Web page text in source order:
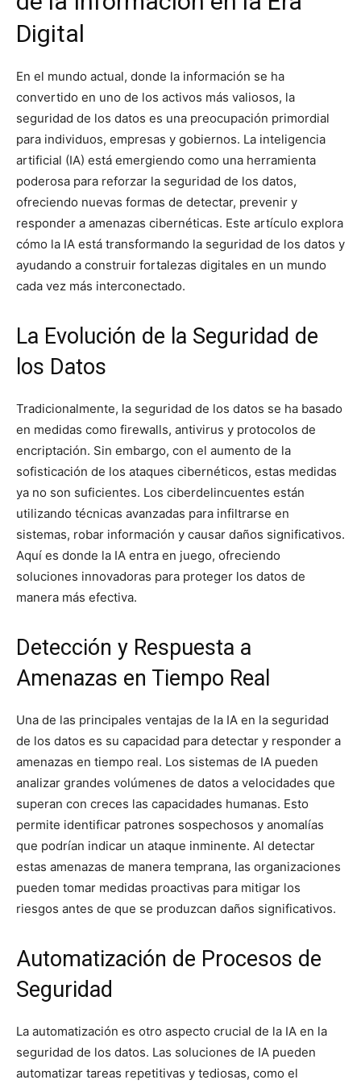
Digital
En el mundo actual, donde la información se ha
convertido en uno de los activos más valiosos, la
seguridad de los datos es una preocupación primordial
para individuos, empresas y gobiernos. La inteligencia
artificial (IA) está emergiendo como una herramienta
poderosa para reforzar la seguridad de los datos,
ofreciendo nuevas formas de detectar, prevenir y
responder a amenazas cibernéticas. Este artículo explora
cómo la IA está transformando la seguridad de los datos y
ayudando a construir fortalezas digitales en un mundo
cada vez más interconectado.
La Evolución de la Seguridad de
los Datos
Tradicionalmente, la seguridad de los datos se ha basado
en medidas como firewalls, antivirus y protocolos de
encriptación. Sin embargo, con el aumento de la
sofisticación de los ataques cibernéticos, estas medidas
ya no son suficientes. Los ciberdelincuentes están
utilizando técnicas avanzadas para infiltrarse en
sistemas, robar información y causar daños significativos.
Aquí es donde la IA entra en juego, ofreciendo
soluciones innovadoras para proteger los datos de
manera más efectiva.
Detección y Respuesta a
Amenazas en Tiempo Real
Una de las principales ventajas de la IA en la seguridad
de los datos es su capacidad para detectar y responder a
amenazas en tiempo real. Los sistemas de IA pueden
analizar grandes volúmenes de datos a velocidades que
superan con creces las capacidades humanas. Esto
permite identificar patrones sospechosos y anomalías
que podrían indicar un ataque inminente. Al detectar
estas amenazas de manera temprana, las organizaciones
pueden tomar medidas proactivas para mitigar los
riesgos antes de que se produzcan daños significativos.
Automatización de Procesos de
Seguridad
La automatización es otro aspecto crucial de la IA en la
seguridad de los datos. Las soluciones de IA pueden
automatizar tareas repetitivas y tediosas, como el